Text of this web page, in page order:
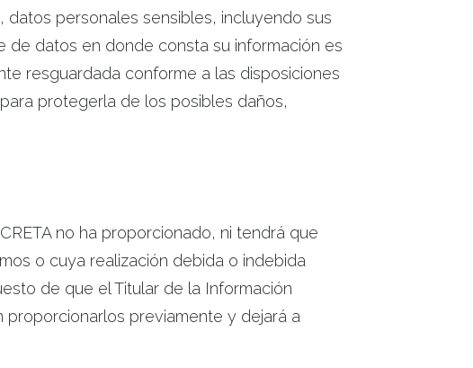
personales sensibles, incluyendo sus
de datos en donde consta su información es
resguardada conforme a las disposiciones
protegerla de los posibles daños,
no ha proporcionado, ni tendrá que
o cuya realización debida o indebida
de que el Titular de la Información
previamente y dejará a